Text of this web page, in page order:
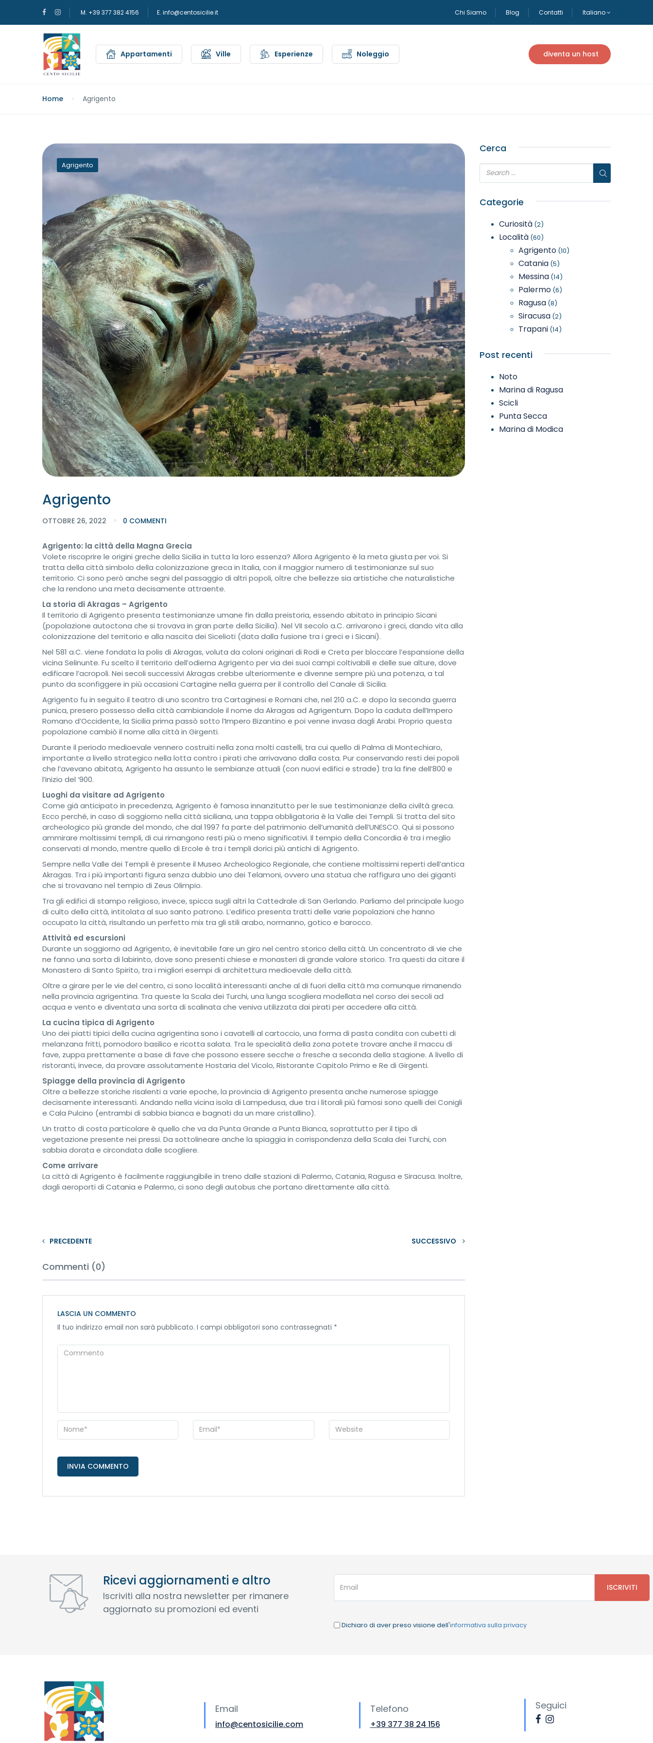
M. +39 377 382 4156 E. info@centosicilie.it Chi Siamo Blog Contatti Italiano
Appartamenti Ville Esperienze Noleggio diventa un host
Home Agrigento
Agrigento
Agrigento
OTTOBRE 26, 2022 0 COMMENTI
Agrigento: la città della Magna Grecia
Volete riscoprire le origini greche della Sicilia in tutta la loro essenza? Allora Agrigento è la meta giusta per voi. Si
tratta della città simbolo della colonizzazione greca in Italia, con il maggior numero di testimonianze sul suo
territorio. Ci sono però anche segni del passaggio di altri popoli, oltre che bellezze sia artistiche che naturalistiche
che la rendono una meta decisamente attraente.
La storia di Akragas – Agrigento
Il territorio di Agrigento presenta testimonianze umane fin dalla preistoria, essendo abitato in principio Sicani
(popolazione autoctona che si trovava in gran parte della Sicilia). Nel VII secolo a.C. arrivarono i greci, dando vita alla
colonizzazione del territorio e alla nascita dei Sicelioti (data dalla fusione tra i greci e i Sicani).
Nel 581 a.C. viene fondata la polis di Akragas, voluta da coloni originari di Rodi e Creta per bloccare l’espansione della
vicina Selinunte. Fu scelto il territorio dell’odierna Agrigento per via dei suoi campi coltivabili e delle sue alture, dove
edificare l’acropoli. Nei secoli successivi Akragas crebbe ulteriormente e divenne sempre più una potenza, a tal
punto da sconfiggere in più occasioni Cartagine nella guerra per il controllo del Canale di Sicilia.
Agrigento fu in seguito il teatro di uno scontro tra Cartaginesi e Romani che, nel 210 a.C. e dopo la seconda guerra
punica, presero possesso della città cambiandole il nome da Akragas ad Agrigentum. Dopo la caduta dell’Impero
Romano d’Occidente, la Sicilia prima passò sotto l’Impero Bizantino e poi venne invasa dagli Arabi. Proprio questa
popolazione cambiò il nome alla città in Girgenti.
Durante il periodo medioevale vennero costruiti nella zona molti castelli, tra cui quello di Palma di Montechiaro,
importante a livello strategico nella lotta contro i pirati che arrivavano dalla costa. Pur conservando resti dei popoli
che l’avevano abitata, Agrigento ha assunto le sembianze attuali (con nuovi edifici e strade) tra la fine dell’800 e
l’inizio del ‘900.
Luoghi da visitare ad Agrigento
Come già anticipato in precedenza, Agrigento è famosa innanzitutto per le sue testimonianze della civiltà greca.
Ecco perché, in caso di soggiorno nella città siciliana, una tappa obbligatoria è la Valle dei Templi. Si tratta del sito
archeologico più grande del mondo, che dal 1997 fa parte del patrimonio dell’umanità dell’UNESCO. Qui si possono
ammirare moltissimi templi, di cui rimangono resti più o meno significativi. Il tempio della Concordia è tra i meglio
conservati al mondo, mentre quello di Ercole è tra i templi dorici più antichi di Agrigento.
Sempre nella Valle dei Templi è presente il Museo Archeologico Regionale, che contiene moltissimi reperti dell’antica
Akragas. Tra i più importanti figura senza dubbio uno dei Telamoni, ovvero una statua che raffigura uno dei giganti
che si trovavano nel tempio di Zeus Olimpio.
Tra gli edifici di stampo religioso, invece, spicca sugli altri la Cattedrale di San Gerlando. Parliamo del principale luogo
di culto della città, intitolata al suo santo patrono. L’edifico presenta tratti delle varie popolazioni che hanno
occupato la città, risultando un perfetto mix tra gli stili arabo, normanno, gotico e barocco.
Attività ed escursioni
Durante un soggiorno ad Agrigento, è inevitabile fare un giro nel centro storico della città. Un concentrato di vie che
ne fanno una sorta di labirinto, dove sono presenti chiese e monasteri di grande valore storico. Tra questi da citare il
Monastero di Santo Spirito, tra i migliori esempi di architettura medioevale della città.
Oltre a girare per le vie del centro, ci sono località interessanti anche al di fuori della città ma comunque rimanendo
nella provincia agrigentina. Tra queste la Scala dei Turchi, una lunga scogliera modellata nel corso dei secoli ad
acqua e vento e diventata una sorta di scalinata che veniva utilizzata dai pirati per accedere alla città.
La cucina tipica di Agrigento
Uno dei piatti tipici della cucina agrigentina sono i cavatelli al cartoccio, una forma di pasta condita con cubetti di
melanzana fritti, pomodoro basilico e ricotta salata. Tra le specialità della zona potete trovare anche il maccu di
fave, zuppa prettamente a base di fave che possono essere secche o fresche a seconda della stagione. A livello di
ristoranti, invece, da provare assolutamente Hostaria del Vicolo, Ristorante Capitolo Primo e Re di Girgenti.
Spiagge della provincia di Agrigento
Oltre a bellezze storiche risalenti a varie epoche, la provincia di Agrigento presenta anche numerose spiagge
decisamente interessanti. Andando nella vicina isola di Lampedusa, due tra i litorali più famosi sono quelli dei Conigli
e Cala Pulcino (entrambi di sabbia bianca e bagnati da un mare cristallino).
Un tratto di costa particolare è quello che va da Punta Grande a Punta Bianca, soprattutto per il tipo di
vegetazione presente nei pressi. Da sottolineare anche la spiaggia in corrispondenza della Scala dei Turchi, con
sabbia dorata e circondata dalle scogliere.
Come arrivare
La città di Agrigento è facilmente raggiungibile in treno dalle stazioni di Palermo, Catania, Ragusa e Siracusa. Inoltre,
dagli aeroporti di Catania e Palermo, ci sono degli autobus che portano direttamente alla città.
PRECEDENTE SUCCESSIVO
Commenti (0)
LASCIA UN COMMENTO
Il tuo indirizzo email non sarà pubblicato. I campi obbligatori sono contrassegnati *
Cerca
Categorie
Curiosità (2)
Località (60)
Agrigento (10)
Catania (5)
Messina (14)
Palermo (6)
Ragusa (8)
Siracusa (2)
Trapani (14)
Post recenti
Noto
Marina di Ragusa
Scicli
Punta Secca
Marina di Modica
Ricevi aggiornamenti e altro
Iscriviti alla nostra newsletter per rimanere
aggiornato su promozioni ed eventi
Dichiaro di aver preso visione dell'informativa sulla privacy
Email
info@centosicilie.com
Telefono
+39 377 38 24 156
Seguici